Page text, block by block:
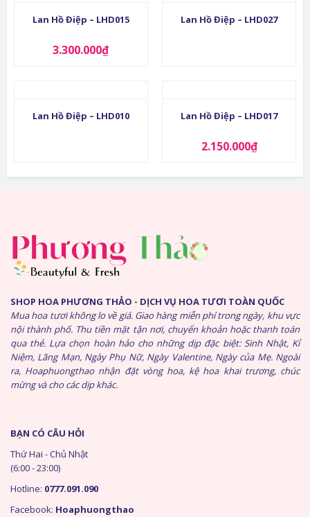
Lan Hồ Điệp – LHD015
3.300.000₫
Lan Hồ Điệp – LHD027
Lan Hồ Điệp – LHD010 Lan Hồ Điệp – LHD017
2.150.000₫
SHOP HOA PHƯƠNG THẢO - DỊCH VỤ HOA TƯƠI TOÀN QUỐC
Mua hoa tươi không lo về giá. Giao hàng miễn phí trong ngày, khu vực
nội thành phố. Thu tiền mặt tận nơi, chuyển khoản hoặc thanh toán
qua thẻ. Lựa chọn hoàn hảo cho những dịp đặc biệt: Sinh Nhật, Kỉ
Niệm, Lãng Mạn, Ngày Phụ Nữ, Ngày Valentine, Ngày của Mẹ. Ngoài
ra, Hoaphuongthao nhận đặt vòng hoa, kệ hoa khai trương, chúc
mừng và cho các dịp khác.
BẠN CÓ CÂU HỎI
Thứ Hai - Chủ Nhật
(6:00 - 23:00)
Hotline: 0777.091.090
Facebook: Hoaphuongthao